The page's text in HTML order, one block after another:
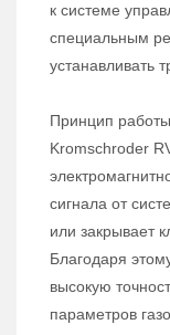
к системе
специальным
устанавливать
Принцип
Kromschroder
сигнала от
или закрывает
Благодаря
высокую
параметров